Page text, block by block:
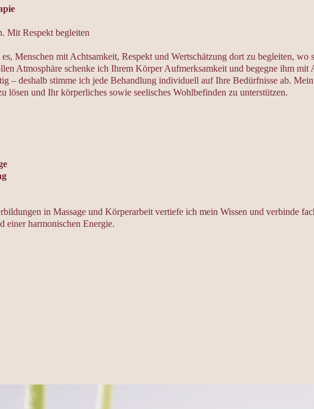
Mit Respekt begleiten
Menschen mit Achtsamkeit, Respekt und Wertschätzung dort zu begleiten, wo
Atmosphäre schenke ich Ihrem Körper Aufmerksamkeit und begegne ihm mit
– deshalb stimme ich jede Behandlung individuell auf Ihre Bedürfnisse ab.
lösen und Ihr körperliches sowie seelisches Wohlbefinden zu unterstützen.
in Massage und Körperarbeit vertiefe ich mein Wissen und verbinde
einer harmonischen Energie.